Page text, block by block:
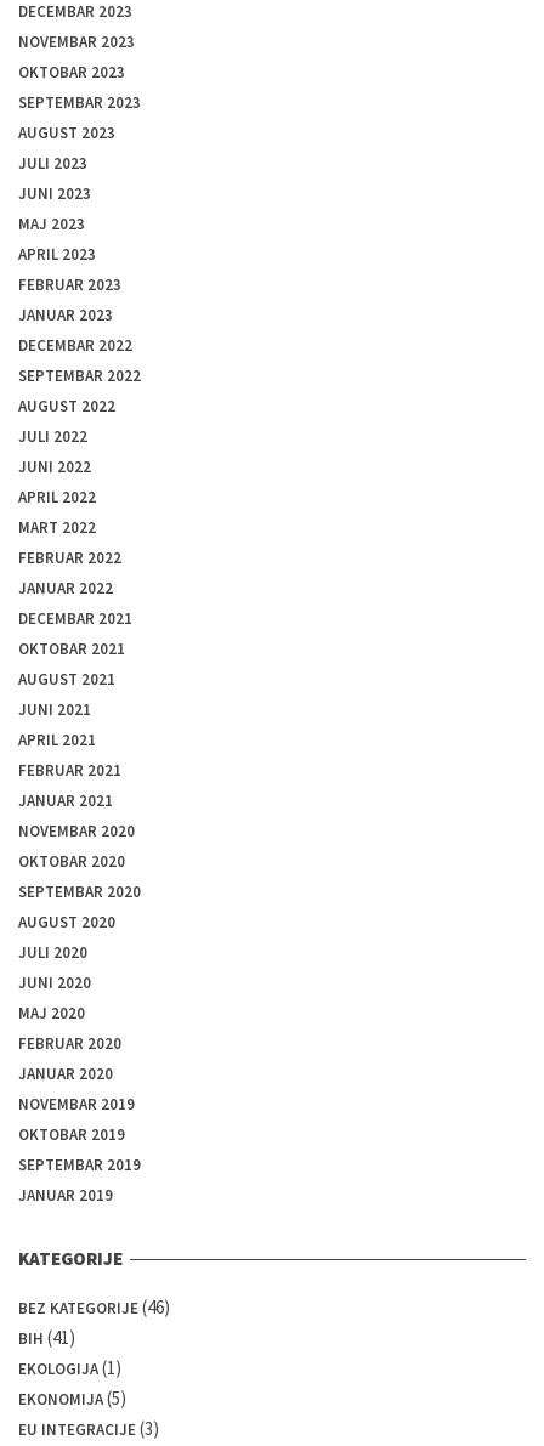
DECEMBAR 2023
NOVEMBAR 2023
OKTOBAR 2023
SEPTEMBAR 2023
AUGUST 2023
JULI 2023
JUNI 2023
MAJ 2023
APRIL 2023
FEBRUAR 2023
JANUAR 2023
DECEMBAR 2022
SEPTEMBAR 2022
AUGUST 2022
JULI 2022
JUNI 2022
APRIL 2022
MART 2022
FEBRUAR 2022
JANUAR 2022
DECEMBAR 2021
OKTOBAR 2021
AUGUST 2021
JUNI 2021
APRIL 2021
FEBRUAR 2021
JANUAR 2021
NOVEMBAR 2020
OKTOBAR 2020
SEPTEMBAR 2020
AUGUST 2020
JULI 2020
JUNI 2020
MAJ 2020
FEBRUAR 2020
JANUAR 2020
NOVEMBAR 2019
OKTOBAR 2019
SEPTEMBAR 2019
JANUAR 2019
KATEGORIJE
BEZ KATEGORIJE(46)
BIH (41)
EKOLOGIJA(1)
EKONOMIJA(5)
EU INTEGRACIJE(3)